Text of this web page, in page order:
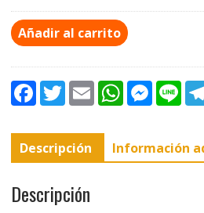
Añadir al carrito
F
a
b
o
o
T
w
t
e
r
E
m
l
W
h
A
p
M
e
n
g
L
i
Descripción Información
Descripción